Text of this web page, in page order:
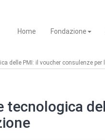
Home Fondazione
delle PMI: il voucher consulenze per